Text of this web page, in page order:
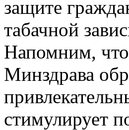
защите
табачной
Напомним, что
Минздрава
стимулирует